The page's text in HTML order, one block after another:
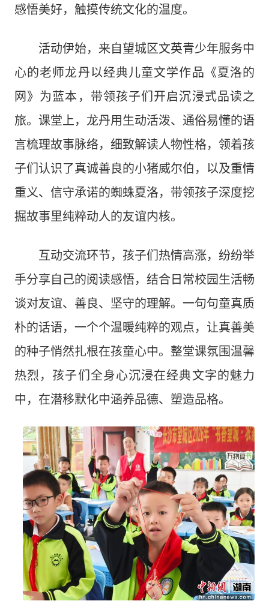
感悟美好，触摸传统文化的温度。
活动伊始，来自望城区文英青少年服务中
心的老师龙丹以经典儿童文学作品《夏洛的
网》为蓝本，带领孩子们开启沉浸式品读之
旅。课堂上，龙丹用生动活泼、通俗易懂的语
言梳理故事脉络，细致解读人物性格，领着孩
子们认识了真诚善良的小猪威尔伯，以及重情
重义、信守承诺的蜘蛛夏洛，带领孩子深度挖
掘故事里纯粹动人的友谊内核。
互动交流环节，孩子们热情高涨，纷纷举
手分享自己的阅读感悟，结合日常校园生活畅
谈对友谊、善良、坚守的理解。一句句童真质
朴的话语，一个个温暖纯粹的观点，让真善美
的种子悄然扎根在孩童心中。整堂课氛围温馨
热烈，孩子们全身心沉浸在经典文字的魅力
中，在潜移默化中涵养品德、塑造品格。